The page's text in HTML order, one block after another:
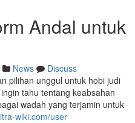
Andal untuk
News
Discuss
pilihan unggul untuk hobi judi
tahu tentang keabsahan
wadah yang terjamin untuk
wiki.com/user